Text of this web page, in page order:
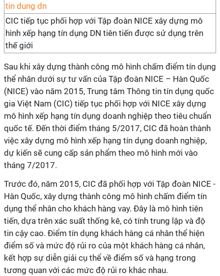
CIC tiếp tục phối hợp với Tập đoàn NICE xây dựng mô
hình xếp hạng tín dụng DN tiên tiến được sử dụng trên
thế giới
Sau khi xây dựng thành công mô hình chấm điểm tín dụng
thể nhân dưới sự tư vấn của Tập đoàn NICE – Hàn Quốc
(NICE) vào năm 2015, Trung tâm Thông tin tín dụng quốc
gia Việt Nam (CIC) tiếp tục phối hợp với NICE xây dựng
mô hình xếp hạng tín dụng doanh nghiệp theo tiêu chuẩn
quốc tế. Đến thời điểm tháng 5/2017, CIC đã hoàn thành
việc xây dựng mô hình xếp hạng tín dụng doanh nghiệp,
dự kiến sẽ cung cấp sản phẩm theo mô hình mới vào
tháng 7/2017.
Trước đó, năm 2015, CIC đã phối hợp với Tập đoàn NICE -
Hàn Quốc, xây dựng thành công mô hình chấm điểm tín
dụng thể nhân cho khách hàng vay. Đây là mô hình tiên
tiến, dựa trên xác suất thống kê, có tính trung lập và độ
tin cậy cao. Điểm tín dụng khách hàng cá nhân thể hiện
điểm số và mức độ rủi ro của một khách hàng cá nhân,
kết hợp sự diễn giải cụ thể về điểm số và hạng trong
tương quan với các mức độ rủi ro khác nhau.